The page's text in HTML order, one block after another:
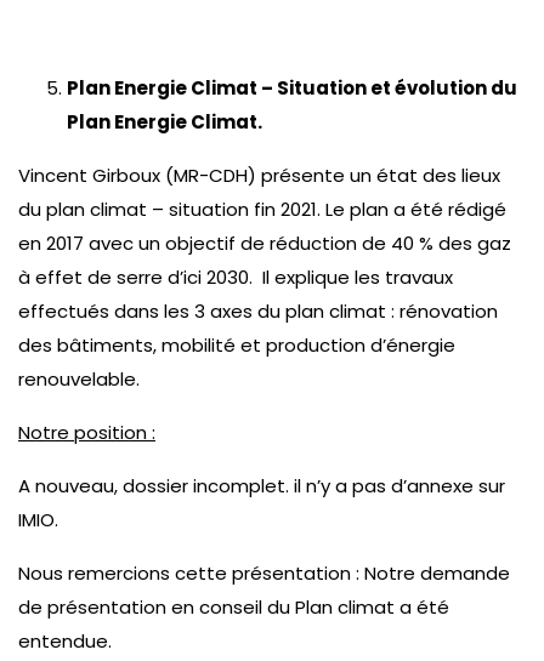
Plan Energie Climat – Situation et évolution du
Plan Energie Climat.
Vincent Girboux (MR-CDH) présente un état des lieux
du plan climat – situation fin 2021. Le plan a été rédigé
en 2017 avec un objectif de réduction de 40 % des gaz
à effet de serre d’ici 2030. Il explique les travaux
effectués dans les 3 axes du plan climat : rénovation
des bâtiments, mobilité et production d’énergie
renouvelable.
Notre position :
A nouveau, dossier incomplet. il n’y a pas d’annexe sur
IMIO.
Nous remercions cette présentation : Notre demande
de présentation en conseil du Plan climat a été
entendue.